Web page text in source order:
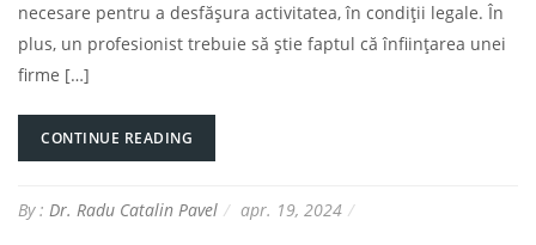
necesare pentru a desfășura activitatea, în condiții legale. În
plus, un profesionist trebuie să știe faptul că înființarea unei
firme […]
CONTINUE READING
By : Dr. Radu Catalin Pavel apr. 19, 2024